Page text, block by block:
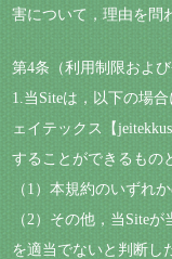
害について，理由を問
第4条（利用制限および
1.当Siteは，以下の場
ェイテックス【
することができるもの
（1）本規約のいずれ
（2）その他，当Site
を適当でないと判断し